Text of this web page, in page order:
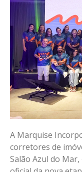
A Marquise
corretores de
Salão Azul do